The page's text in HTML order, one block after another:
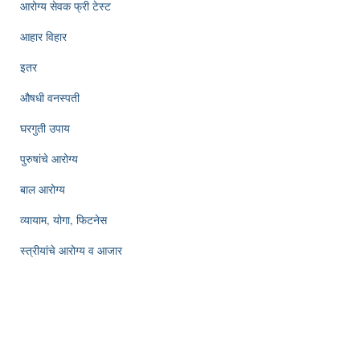
आरोग्य सेवक फ्री टेस्ट
आहार विहार
इतर
औषधी वनस्पती
घरगुती उपाय
पुरुषांचे आरोग्य
बाल आरोग्य
व्यायाम, योगा, फिटनेस
स्त्रीयांचे आरोग्य व आजार